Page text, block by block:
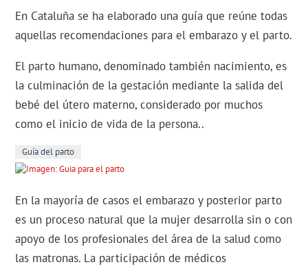
En Cataluña se ha elaborado una guía que reúne todas
aquellas recomendaciones para el embarazo y el parto.
El parto humano, denominado también nacimiento, es
la culminación de la gestación mediante la salida del
bebé del útero materno, considerado por muchos
como el inicio de vida de la persona..
Guía del parto
En la mayoría de casos el embarazo y posterior parto
es un proceso natural que la mujer desarrolla sin o con
apoyo de los profesionales del área de la salud como
las matronas. La participación de médicos